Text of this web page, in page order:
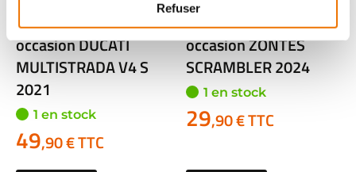
Refuser
Bequille laterale
occasion DUCATI
MULTISTRADA V4 S
2021
1 en stock
49,90 € TTC
Bequille laterale
occasion ZONTES
SCRAMBLER 2024
1 en stock
29,90 € TTC